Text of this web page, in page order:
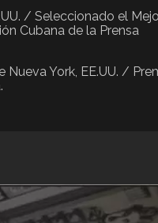
/ Seleccionado el
Cubana de la Prensa
York, EE.UU. /